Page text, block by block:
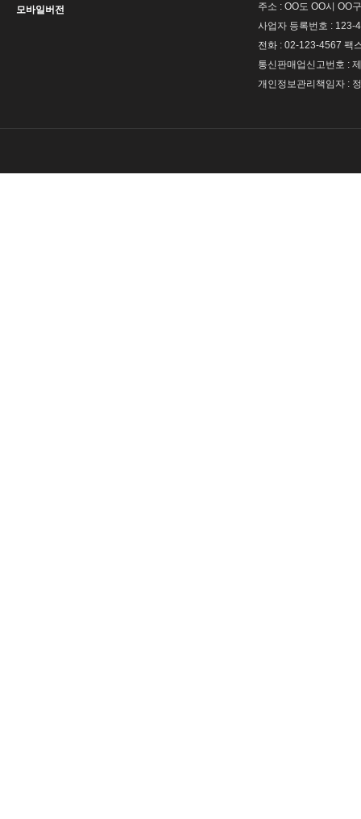
모바일버전
주소 : OO도 OO시 OO
사업자 등록번호 : 123-
전화 : 02-123-4567 팩
통신판매업신고번호 :
개인정보관리책임자 :